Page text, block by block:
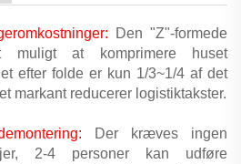
Den "Z"-formede
muligt at komprimere huset
efter folde er kun 1/3~1/4 af det
markant reducerer logistiktakster.
Der kræves ingen
2-4 personer kan udføre